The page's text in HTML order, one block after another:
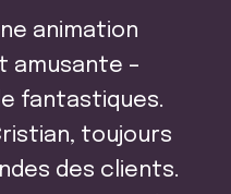
animation
amusante –
fantastiques.
toujours
des clients.